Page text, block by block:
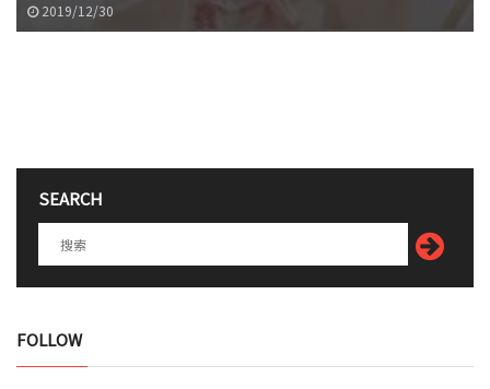
2019/12/30
SEARCH
FOLLOW